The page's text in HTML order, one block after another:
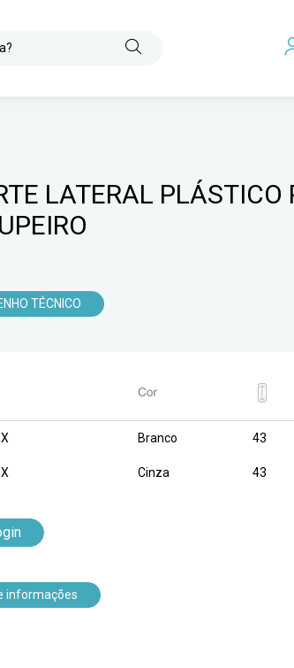
LATERAL PLÁSTICO
TÉCNICO
Branco 43
Cinza 43
informações